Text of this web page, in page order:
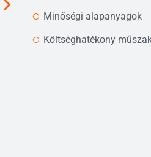
Minőségi alapanyagok
Költséghatékony